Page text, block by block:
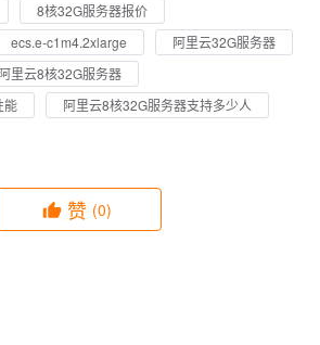
8核32G服务器报价
ecs.e-c1m4.2xlarge
阿里云32G服务器
阿里云8核32G服务器
能
阿里云8核32G服务器支持多少人
赞 (0)